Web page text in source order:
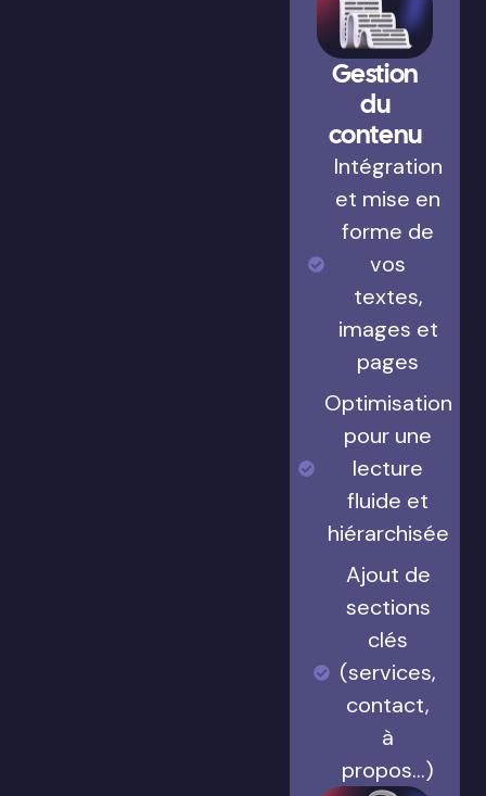
Gestion
du
contenu
Intégration
et mise en
forme de
vos
textes,
images et
pages
Optimisation
pour une
lecture
fluide et
hiérarchisée
Ajout de
sections
clés
(services,
contact,
à
propos…)